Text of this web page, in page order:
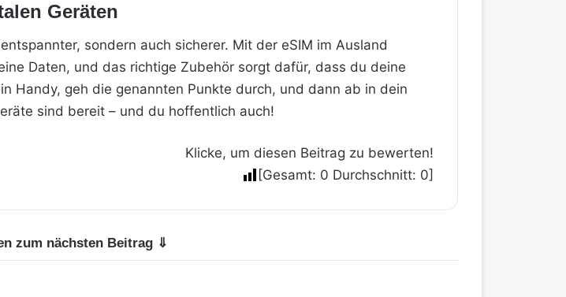
Geräten
sondern auch sicherer. Mit der eSIM im Ausland
Daten, und das richtige Zubehör sorgt dafür, dass du deine
Handy, geh die genannten Punkte durch, und dann ab in dein
sind bereit – und du hoffentlich auch!
Klicke, um diesen Beitrag zu bewerten!
[Gesamt: 0 Durchschnitt: 0]
zum nächsten Beitrag ⇓